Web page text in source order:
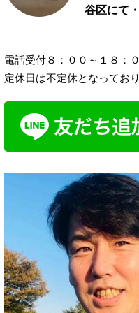
谷区にて
電話受付８：００～１８：
定休日は不定休となっており